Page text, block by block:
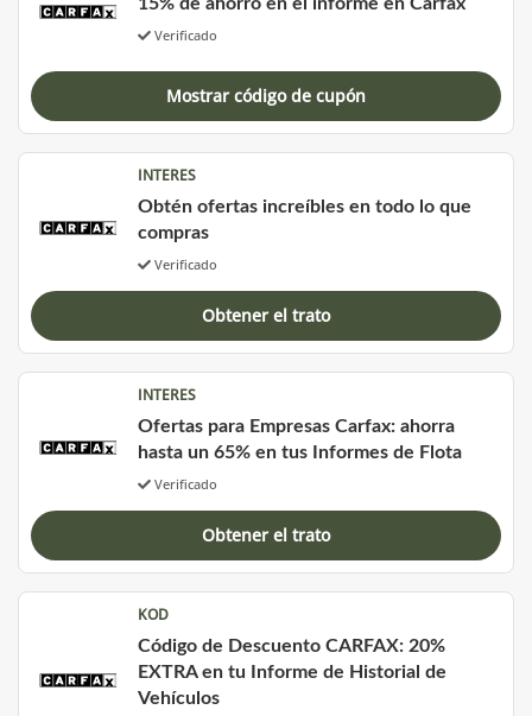
Verificado
Mostrar código de cupón
INTERES
Obtén ofertas increíbles en todo lo que
compras
Verificado
Obtener el trato
INTERES
Ofertas para Empresas Carfax: ahorra
hasta un 65% en tus Informes de Flota
Verificado
Obtener el trato
KOD
Código de Descuento CARFAX: 20%
EXTRA en tu Informe de Historial de
Vehículos